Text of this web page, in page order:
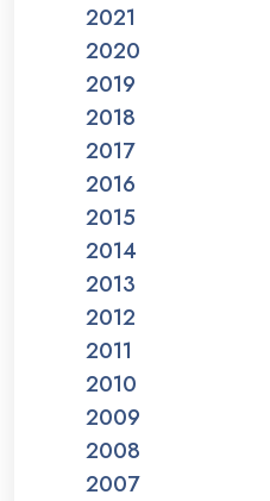
2021
2020
2019
2018
2017
2016
2015
2014
2013
2012
2011
2010
2009
2008
2007